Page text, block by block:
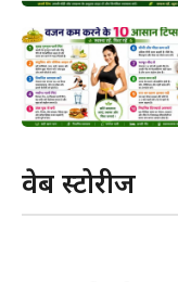
वेब स्टोरीज